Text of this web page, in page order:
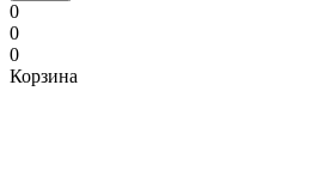
0
0
0
Корзина